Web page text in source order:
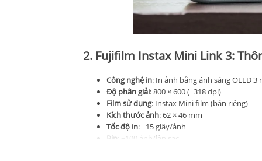
2. Fujifilm Instax Mini Link 3:
Công nghệ in: In ảnh bằng ánh sáng OLED 3
Độ phân giải: 800 × 600 (~318 dpi)
Film sử dụng: Instax Mini film (bán riêng)
Kích thước ảnh: 62 × 46 mm
Tốc độ in: ~15 giây/ảnh
Pin
: ~100 ảnh/lần sạc